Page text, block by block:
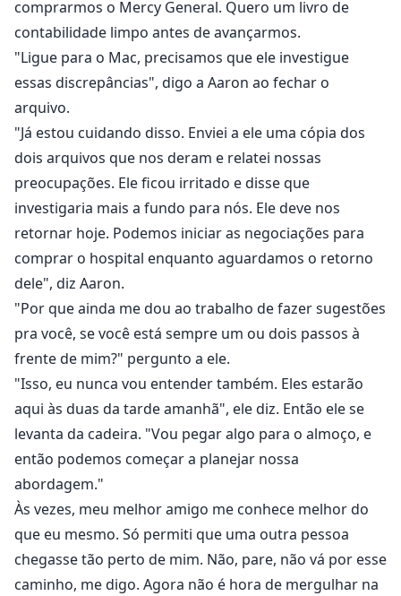
comprarmos o Mercy General. Quero um livro de
contabilidade limpo antes de avançarmos.
"Ligue para o Mac, precisamos que ele investigue
essas discrepâncias", digo a Aaron ao fechar o
arquivo.
"Já estou cuidando disso. Enviei a ele uma cópia dos
dois arquivos que nos deram e relatei nossas
preocupações. Ele ficou irritado e disse que
investigaria mais a fundo para nós. Ele deve nos
retornar hoje. Podemos iniciar as negociações para
comprar o hospital enquanto aguardamos o retorno
dele", diz Aaron.
"Por que ainda me dou ao trabalho de fazer sugestões
pra você, se você está sempre um ou dois passos à
frente de mim?" pergunto a ele.
"Isso, eu nunca vou entender também. Eles estarão
aqui às duas da tarde amanhã", ele diz. Então ele se
levanta da cadeira. "Vou pegar algo para o almoço, e
então podemos começar a planejar nossa
abordagem."
Às vezes, meu melhor amigo me conhece melhor do
que eu mesmo. Só permiti que uma outra pessoa
chegasse tão perto de mim. Não, pare, não vá por esse
caminho, me digo. Agora não é hora de mergulhar na